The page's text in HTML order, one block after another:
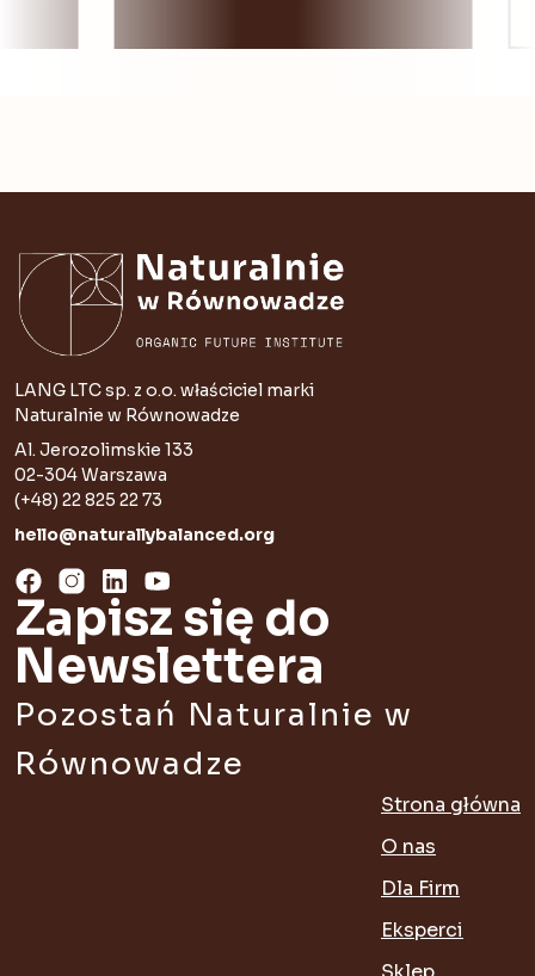
LANG LTC sp. z o.o. właściciel marki
Naturalnie w Równowadze
Al. Jerozolimskie 133
02-304 Warszawa
(+48) 22 825 22 73
hello@naturallybalanced.org
Zapisz się do
Newslettera
Pozostań Naturalnie w
Równowadze
Strona główna
O nas
Dla Firm
Eksperci